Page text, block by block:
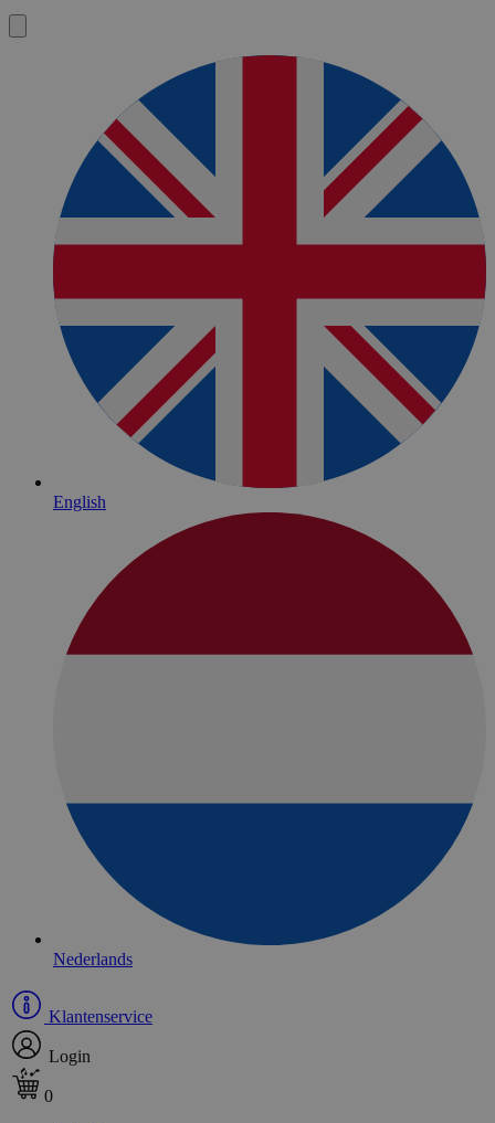
English
Nederlands
Klantenservice
Login
0